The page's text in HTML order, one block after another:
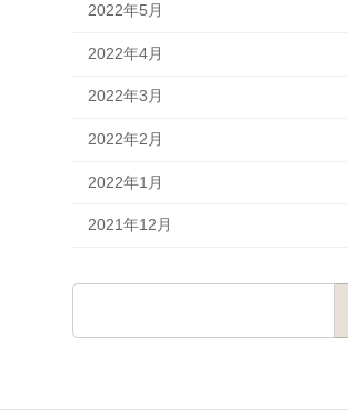
2022年5月
2022年4月
2022年3月
2022年2月
2022年1月
2021年12月
検